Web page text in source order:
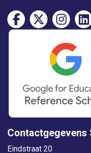
Contactgegevens
Eindstraat 20